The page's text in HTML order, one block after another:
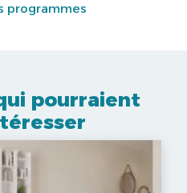
programmes
pourraient